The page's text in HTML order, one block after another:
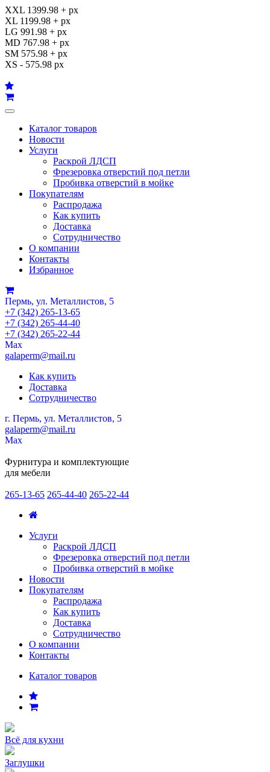
XXL 1399.98 + px
XL 1199.98 + px
LG 991.98 + px
MD 767.98 + px
SM 575.98 + px
XS - 575.98 px
Каталог товаров
Новости
Услуги
Раскрой ЛДСП
Фрезеровка отверстий под петли
Пробивка отверстий в мойке
Покупателям
Распродажа
Как купить
Доставка
Сотрудничество
О компании
Контакты
Избранное
Пермь, ул. Металлистов, 5
+7 (342) 265-13-65
+7 (342) 265-44-40
+7 (342) 265-22-44
Мах
galaperm@mail.ru
Как купить
Доставка
Сотрудничество
г. Пермь, ул. Металлистов, 5
galaperm@mail.ru
Мах
Фурнитура и комплектующие
для мебели
265-13-65 265-44-40 265-22-44
Услуги
Раскрой ЛДСП
Фрезеровка отверстий под петли
Пробивка отверстий в мойке
Новости
Покупателям
Распродажа
Как купить
Доставка
Сотрудничество
О компании
Контакты
Каталог товаров
Всё для кухни
Заглушки